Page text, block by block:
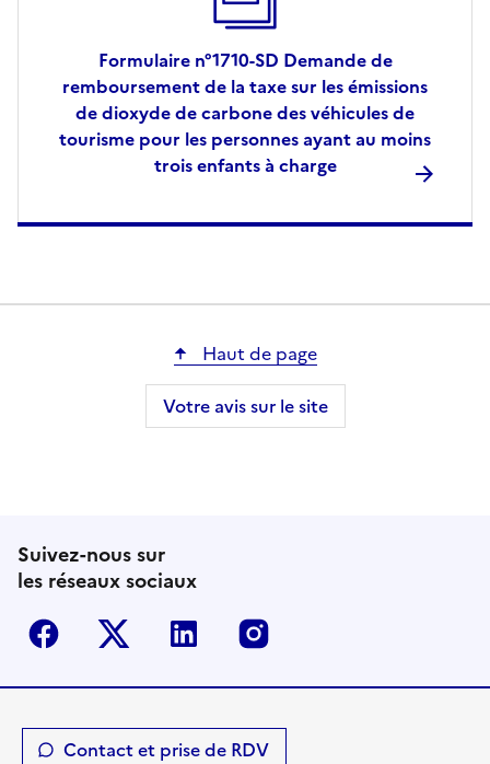
Formulaire n°1710-SD Demande de
remboursement de la taxe sur les émissions
de dioxyde de carbone des véhicules de
tourisme pour les personnes ayant au moins
trois enfants à charge
Haut de page
Votre avis sur le site
Suivez-nous sur
les réseaux sociaux
Facebook Twitter-X Linkedin
Contact et prise de RDV